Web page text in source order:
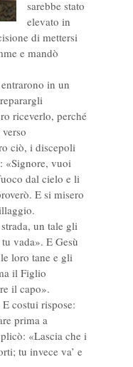
sarebbe stato
elevato in
di mettersi
e mandò
in un
riceverlo, perché
ciò, i discepoli
«Signore, vuoi
dal cielo e li
E si misero
un tale gli
vada». E Gesù
loro tane e gli
il Figlio
il capo».
costui rispose:
prima a
«Lascia che i
tu invece va’ e